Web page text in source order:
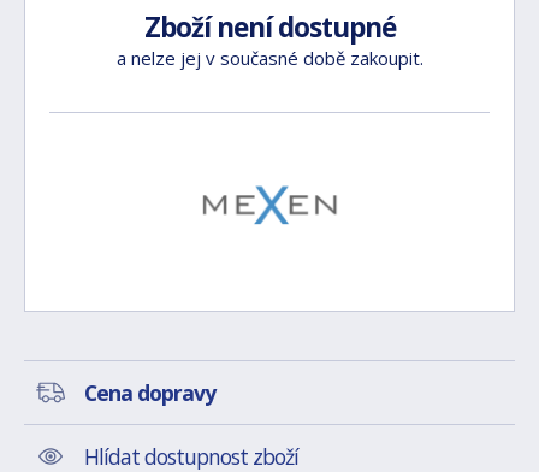
Zboží není dostupné
a nelze jej v současné době zakoupit.
Cena dopravy
Hlídat dostupnost zboží